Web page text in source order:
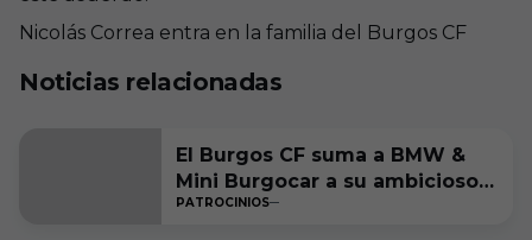
Nicolás Correa entra en la familia del Burgos CF
+6
Noticias relacionadas
El Burgos CF suma a BMW &
Mini Burgocar a su ambicioso
proyecto
PATROCINIOS